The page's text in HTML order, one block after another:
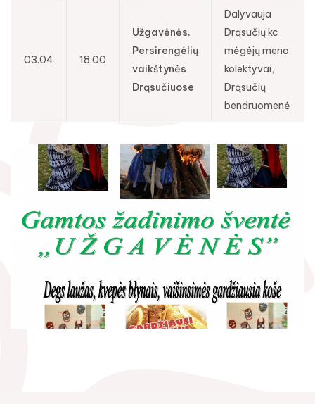
Rugpjūtis 2026
Pr An Tr Ke Pe Še
1
3 4 5 6 7 8
10 11 14 15
17 18 19 20 22
03.04 18.00
Užgavėnės.
Persirengėlių
vaikštynės
Drąsučiuose
Dalyvauja
Drąsučių kc
mėgėjų meno
kolektyvai,
Drąsučių
bendruomenė